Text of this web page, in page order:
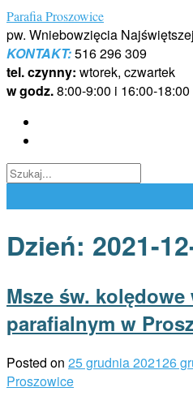
Skip
to
content
Parafia Proszowice
pw. Wniebowzięcia
KONTAKT:516 296 309
tel. czynny: wtorek, czwartek
w godz.8:00-9:00 i 16:00-18:00
Dzień: 2021-
Msze św.
parafialnym w
Posted on 25 grudnia 202126
Proszowice